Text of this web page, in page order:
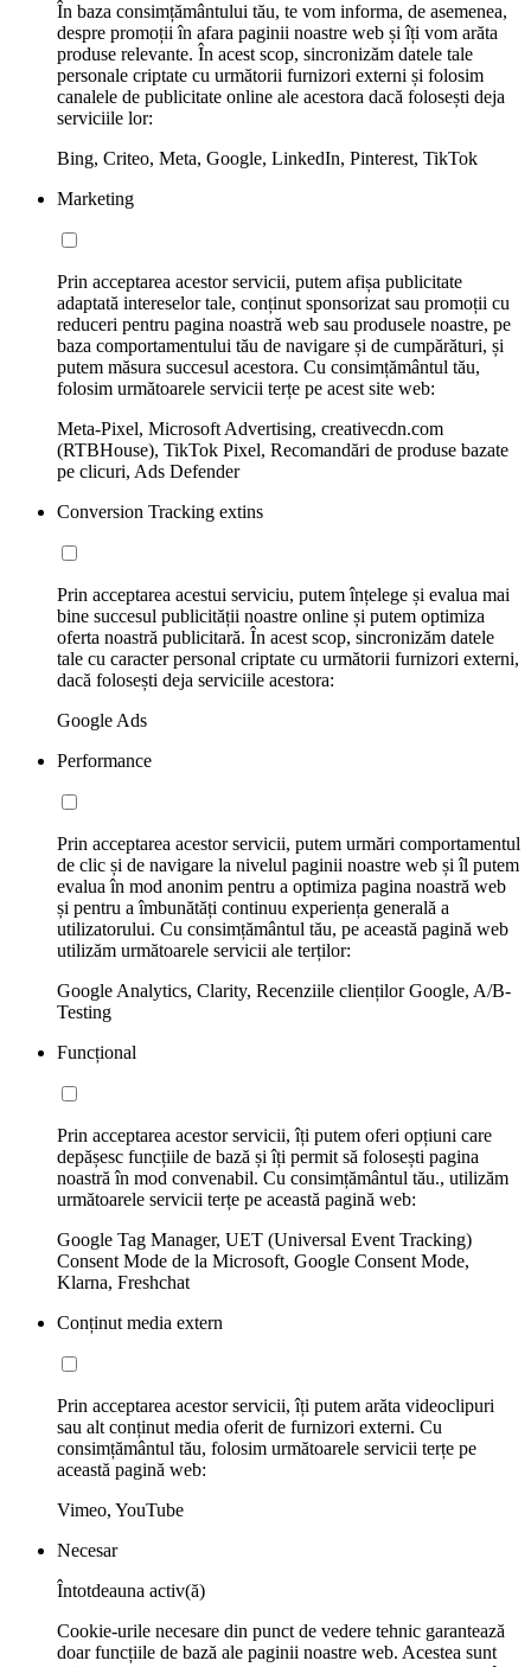
În baza consimțământului tău, te vom informa, de asemenea,
despre promoții în afara paginii noastre web și îți vom arăta
produse relevante. În acest scop, sincronizăm datele tale
personale criptate cu următorii furnizori externi și folosim
canalele de publicitate online ale acestora dacă folosești deja
serviciile lor:
Bing, Criteo, Meta, Google, LinkedIn, Pinterest, TikTok
Marketing
Prin acceptarea acestor servicii, putem afișa publicitate
adaptată intereselor tale, conținut sponsorizat sau promoții cu
reduceri pentru pagina noastră web sau produsele noastre, pe
baza comportamentului tău de navigare și de cumpărături, și
putem măsura succesul acestora. Cu consimțământul tău,
folosim următoarele servicii terțe pe acest site web:
Meta-Pixel, Microsoft Advertising, creativecdn.com
(RTBHouse), TikTok Pixel, Recomandări de produse bazate
pe clicuri, Ads Defender
Conversion Tracking extins
Prin acceptarea acestui serviciu, putem înțelege și evalua mai
bine succesul publicității noastre online și putem optimiza
oferta noastră publicitară. În acest scop, sincronizăm datele
tale cu caracter personal criptate cu următorii furnizori externi,
dacă folosești deja serviciile acestora:
Google Ads
Performance
Prin acceptarea acestor servicii, putem urmări comportamentul
de clic și de navigare la nivelul paginii noastre web și îl putem
evalua în mod anonim pentru a optimiza pagina noastră web
și pentru a îmbunătăți continuu experiența generală a
utilizatorului. Cu consimțământul tău, pe această pagină web
utilizăm următoarele servicii ale terților:
Google Analytics, Clarity, Recenziile clienților Google, A/B-
Testing
Funcțional
Prin acceptarea acestor servicii, îți putem oferi opțiuni care
depășesc funcțiile de bază și îți permit să folosești pagina
noastră în mod convenabil. Cu consimțământul tău., utilizăm
următoarele servicii terțe pe această pagină web:
Google Tag Manager, UET (Universal Event Tracking)
Consent Mode de la Microsoft, Google Consent Mode,
Klarna, Freshchat
Conținut media extern
Prin acceptarea acestor servicii, îți putem arăta videoclipuri
sau alt conținut media oferit de furnizori externi. Cu
consimțământul tău, folosim următoarele servicii terțe pe
această pagină web:
Vimeo, YouTube
Necesar
Întotdeauna activ(ă)
Cookie-urile necesare din punct de vedere tehnic garantează
doar funcțiile de bază ale paginii noastre web. Acestea sunt